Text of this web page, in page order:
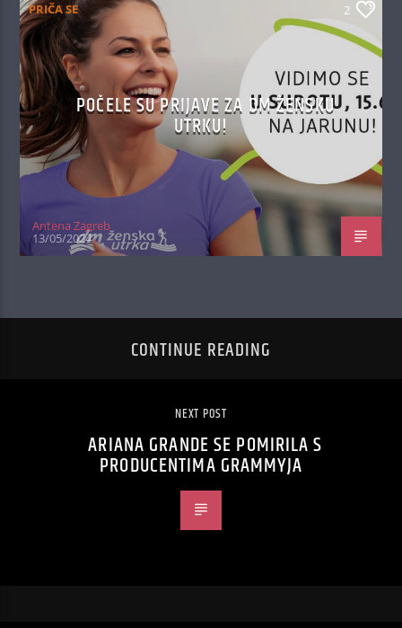
PRIČA SE 2
POČELE SU PRIJAVE ZA DM ŽENSKU
UTRKU!
Antena Zagreb
13/05/2024
CONTINUE READING
NEXT POST
ARIANA GRANDE SE POMIRILA S
PRODUCENTIMA GRAMMYJA